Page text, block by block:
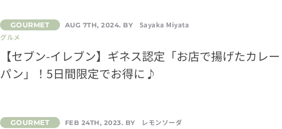
AUG 7TH, 2024. BY
Sayaka Miyata
グルメ
【セブン-イレブン】ギネス認定「お店で揚げたカレー
パン」！5日間限定でお得に♪
FEB 24TH, 2023. BY
レモンソーダ